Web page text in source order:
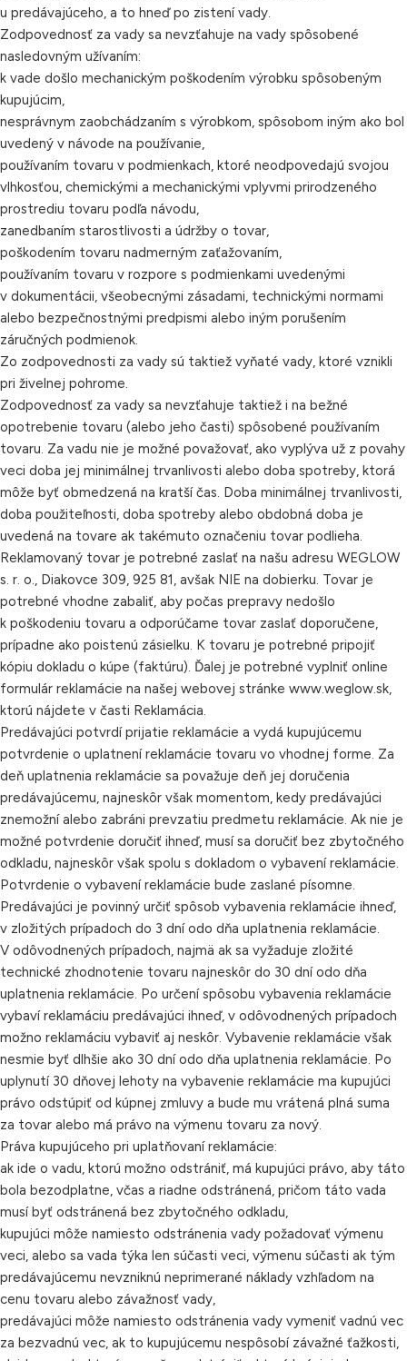
u predávajúceho, a to hneď po zistení vady.
Zodpovednosť za vady sa nevzťahuje na vady spôsobené
nasledovným užívaním:
k vade došlo mechanickým poškodením výrobku spôsobeným
kupujúcim,
nesprávnym zaobchádzaním s výrobkom, spôsobom iným ako bol
uvedený v návode na používanie,
používaním tovaru v podmienkach, ktoré neodpovedajú svojou
vlhkosťou, chemickými a mechanickými vplyvmi prirodzeného
prostrediu tovaru podľa návodu,
zanedbaním starostlivosti a údržby o tovar,
poškodením tovaru nadmerným zaťažovaním,
používaním tovaru v rozpore s podmienkami uvedenými
v dokumentácii, všeobecnými zásadami, technickými normami
alebo bezpečnostnými predpismi alebo iným porušením
záručných podmienok.
Zo zodpovednosti za vady sú taktiež vyňaté vady, ktoré vznikli
pri živelnej pohrome.
Zodpovednosť za vady sa nevzťahuje taktiež i na bežné
opotrebenie tovaru (alebo jeho časti) spôsobené používaním
tovaru. Za vadu nie je možné považovať, ako vyplýva už z povahy
veci doba jej minimálnej trvanlivosti alebo doba spotreby, ktorá
môže byť obmedzená na kratší čas. Doba minimálnej trvanlivosti,
doba použiteľnosti, doba spotreby alebo obdobná doba je
uvedená na tovare ak takémuto označeniu tovar podlieha.
Reklamovaný tovar je potrebné zaslať na našu adresu WEGLOW
s. r. o., Diakovce 309, 925 81, avšak NIE na dobierku. Tovar je
potrebné vhodne zabaliť, aby počas prepravy nedošlo
k poškodeniu tovaru a odporúčame tovar zaslať doporučene,
prípadne ako poistenú zásielku. K tovaru je potrebné pripojiť
kópiu dokladu o kúpe (faktúru). Ďalej je potrebné vyplniť online
formulár reklamácie na našej webovej stránke www.weglow.sk,
ktorú nájdete v časti Reklamácia.
Predávajúci potvrdí prijatie reklamácie a vydá kupujúcemu
potvrdenie o uplatnení reklamácie tovaru vo vhodnej forme. Za
deň uplatnenia reklamácie sa považuje deň jej doručenia
predávajúcemu, najneskôr však momentom, kedy predávajúci
znemožní alebo zabráni prevzatiu predmetu reklamácie. Ak nie je
možné potvrdenie doručiť ihneď, musí sa doručiť bez zbytočného
odkladu, najneskôr však spolu s dokladom o vybavení reklamácie.
Potvrdenie o vybavení reklamácie bude zaslané písomne.
Predávajúci je povinný určiť spôsob vybavenia reklamácie ihneď,
v zložitých prípadoch do 3 dní odo dňa uplatnenia reklamácie.
V odôvodnených prípadoch, najmä ak sa vyžaduje zložité
technické zhodnotenie tovaru najneskôr do 30 dní odo dňa
uplatnenia reklamácie. Po určení spôsobu vybavenia reklamácie
vybaví reklamáciu predávajúci ihneď, v odôvodnených prípadoch
možno reklamáciu vybaviť aj neskôr. Vybavenie reklamácie však
nesmie byť dlhšie ako 30 dní odo dňa uplatnenia reklamácie. Po
uplynutí 30 dňovej lehoty na vybavenie reklamácie ma kupujúci
právo odstúpiť od kúpnej zmluvy a bude mu vrátená plná suma
za tovar alebo má právo na výmenu tovaru za nový.
Práva kupujúceho pri uplatňovaní reklamácie:
ak ide o vadu, ktorú možno odstrániť, má kupujúci právo, aby táto
bola bezodplatne, včas a riadne odstránená, pričom táto vada
musí byť odstránená bez zbytočného odkladu,
kupujúci môže namiesto odstránenia vady požadovať výmenu
veci, alebo sa vada týka len súčasti veci, výmenu súčasti ak tým
predávajúcemu nevzniknú neprimerané náklady vzhľadom na
cenu tovaru alebo závažnosť vady,
predávajúci môže namiesto odstránenia vady vymeniť vadnú vec
za bezvadnú vec, ak to kupujúcemu nespôsobí závažné ťažkosti,